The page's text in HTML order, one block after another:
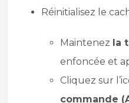
Réinitialisez le
Maintenez la
enfoncée et
Cliquez sur
commande